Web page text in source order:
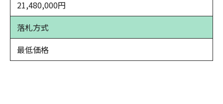
21,480,000円
落札方式
最低価格